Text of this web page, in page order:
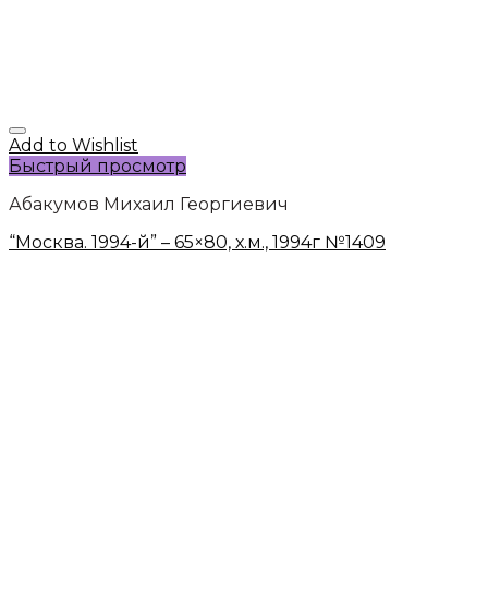
Add to Wishlist
Быстрый просмотр
Абакумов Михаил Георгиевич
“Москва. 1994-й” – 65×80, х.м., 1994г №1409